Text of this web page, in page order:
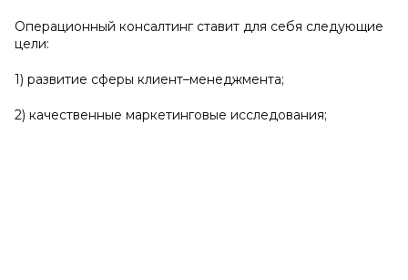
Операционный консалтинг ставит для себя следующие
цели:
1) развитие сферы клиент–менеджмента;
2) качественные маркетинговые исследования;